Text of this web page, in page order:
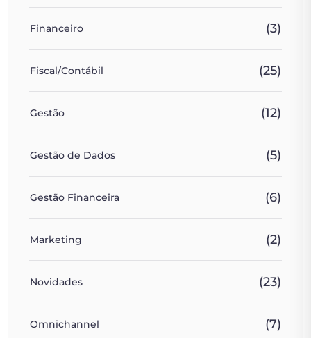
Financeiro (3)
Fiscal/Contábil (25)
Gestão (12)
Gestão de Dados (5)
Gestão Financeira (6)
Marketing (2)
Novidades (23)
Omnichannel (7)